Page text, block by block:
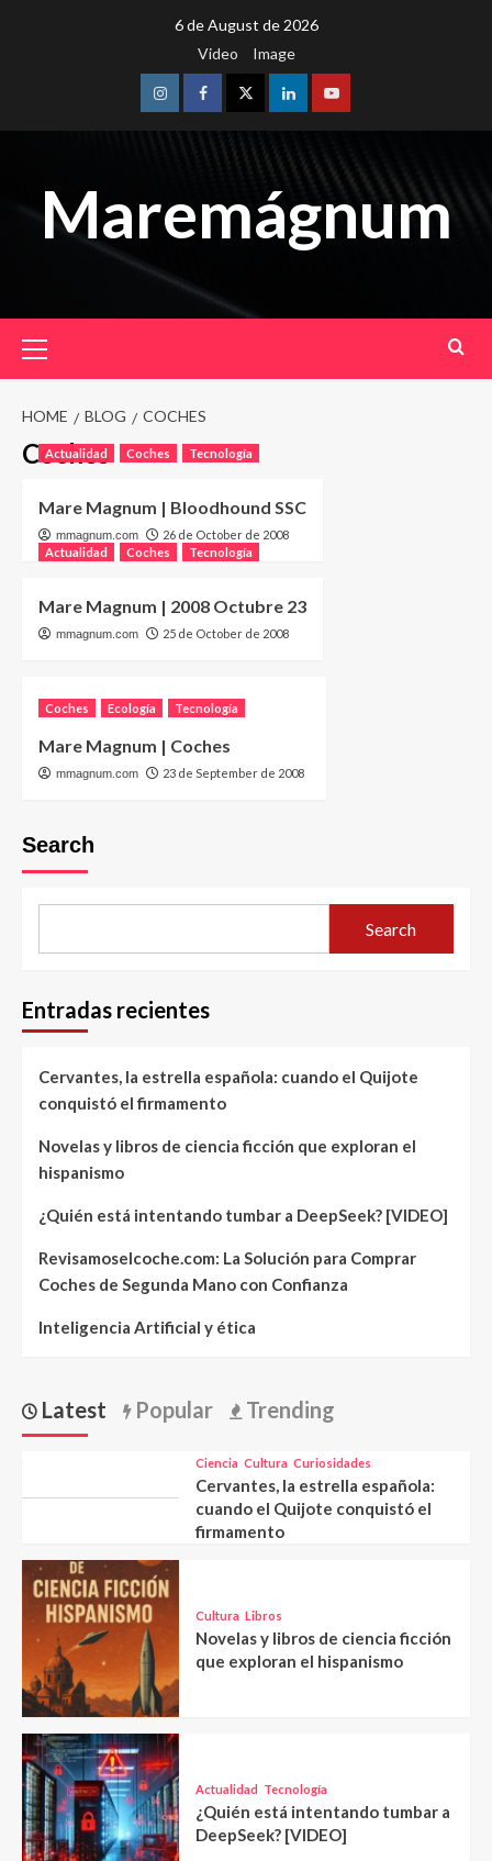
6 de August de 2026
Video
Image
InstagramFacebookTwitterLinkedinYoutube
Maremágnum
Menu
HOME BLOG COCHES
Coches
Actualidad Coches Tecnología
Mare Magnum | Bloodhound SSC
mmagnum.com
26 de October de 2008
Actualidad
Coches Tecnología
Mare Magnum | 2008 Octubre 23
mmagnum.com 25 de October de 2008
Coches Ecología Tecnología
Mare Magnum | Coches
mmagnum.com 23 de September de 2008
Search
Search
Entradas recientes
Cervantes, la estrella española: cuando el Quijote
conquistó el firmamento
Novelas y libros de ciencia ficción que exploran el
hispanismo
¿Quién está intentando tumbar a DeepSeek? [VIDEO]
Revisamoselcoche.com: La Solución para Comprar
Coches de Segunda Mano con Confianza
Inteligencia Artificial y ética
Latest Popular Trending
Ciencia Cultura Curiosidades
Cervantes, la estrella española:
cuando el Quijote conquistó el
firmamento
Cultura Libros
Novelas y libros de ciencia ficción
que exploran el hispanismo
Actualidad Tecnología
¿Quién está intentando tumbar a
DeepSeek? [VIDEO]